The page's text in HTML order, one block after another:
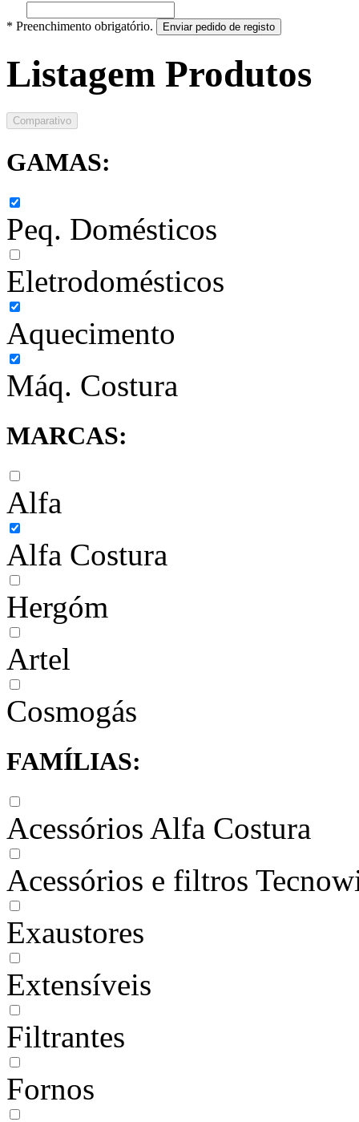
* Preenchimento obrigatório. Enviar pedido de registo
Listagem Produtos
Comparativo
GAMAS:
Peq. Domésticos
Eletrodomésticos
Aquecimento
Máq. Costura
MARCAS:
Alfa
Alfa Costura
Hergóm
Artel
Cosmogás
FAMÍLIAS:
Acessórios Alfa Costura
Acessórios e filtros
Exaustores
Extensíveis
Filtrantes
Fornos